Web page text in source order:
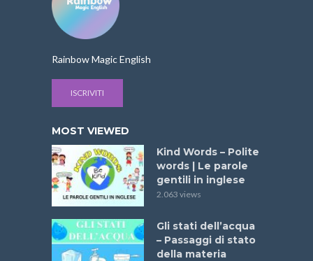
Rainbow Magic English
ISCRIVITI
MOST VIEWED
Kind Words – Polite
words | Le parole
gentili in inglese
2.063 views
Gli stati dell’acqua
– Passaggi di stato
della materia